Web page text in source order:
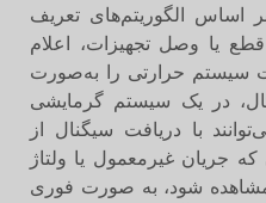
اساس الگوریتم‌های تعریف
یا وصل تجهیزات، اعلام
سیستم حرارتی را به‌صورت
در یک سیستم گرمایشی
با دریافت سیگنال از
غیرمعمول یا ولتاژ
شود، به صورت فوری